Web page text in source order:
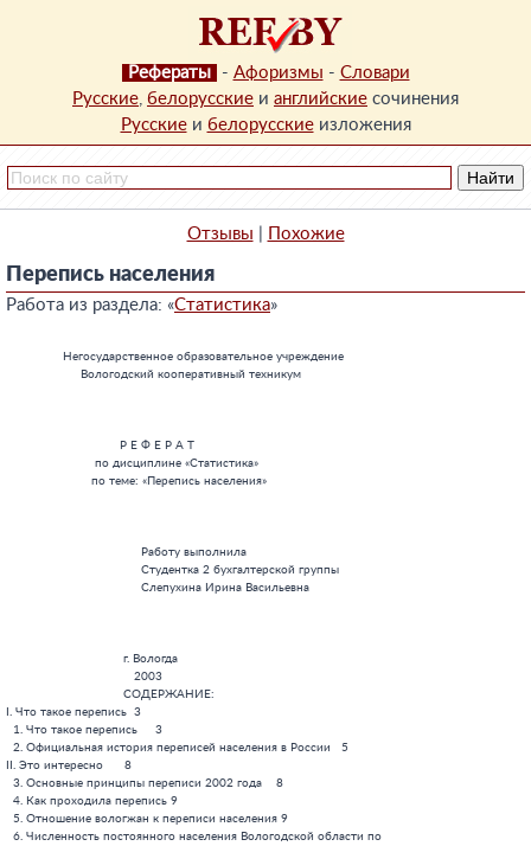
Рефераты - Афоризмы - Словари
Русские, белорусские и английские сочинения
Русскиеи белорусскиеизложения
Отзывы Похожие
Перепись населения
Работа из раздела: «Статистика»